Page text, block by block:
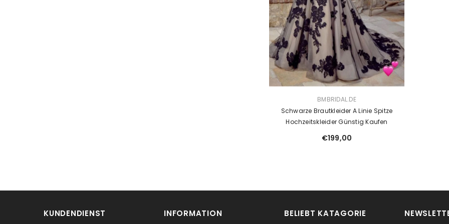
BMBRIDAL.DE
Schwarze Brautkleider A Linie Spitze
Hochzeitskleider Günstig Kaufen
€199,00
KUNDENDIENST INFORMATION BELIEBT KATAGORIE